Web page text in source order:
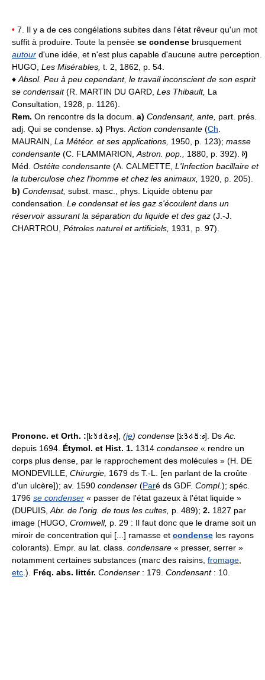
• 7. Il y a de ces congélations subites dans l'état rêveur qu'un mot
suffit à produire. Toute la pensée se condense brusquement
autour d'une idée, et n'est plus capable d'aucune autre perception.
HUGO, Les Misérables, t. 2, 1862, p. 54.
♦ Absol. Peu à peu cependant, le travail inconscient de son esprit
se condensait(R. MARTIN DU GARD, Les Thibault, La
Consultation, 1928, p. 1126).
Rem. On rencontre ds la docum. a) Condensant, ante, part. prés.
adj. Qui se condense.
) Phys. Action condensante (Ch
MAURAIN, La Météor. et ses applications, 1950, p. 123); masse
condensante (C. FLAMMARION, Astron. pop., 1880, p. 392).
)
Méd. Ostéite condensante (A. CALMETTE, L'Infection bacillaire et
la tuberculose chez l'homme et chez les animaux, 1920, p. 205).
b) Condensat, subst. masc., phys. Liquide obtenu par
condensation. Le condensat et les gaz s'écoulent dans un
réservoir assurant la séparation du liquide et des gaz (J.-J.
CHARTROU, Pétroles naturel et artificiels, 1931, p. 97).
Prononc. et Orth. :[ ], (je) condense [ ]. Ds Ac.
depuis 1694. Étymol. et Hist. 1. 1314 condansee « rendre un
corps plus dense, par le rapprochement des molécules » (H. DE
MONDEVILLE, Chirurgie, 1679 ds T.-L. [en parlant de la croûte
d'un ulcère]); av. 1590 condenser (Paré ds GDF. Compl.); spéc.
1796 se condenser « passer de l'état gazeux à l'état liquide »
(DUPUIS, Abr. de l'orig. de tous les cultes, p. 489); 2. 1827 par
image (HUGO, Cromwell, p. 29 : Il faut donc que le drame soit un
miroir de concentration qui [...] ramasse et condense les rayons
colorants). Empr. au lat. class. condensare « presser, serrer »
notamment certaines substances (marc des raisins, fromage
etc .). Fréq. abs. littér. Condenser : 179. Condensant: 10.